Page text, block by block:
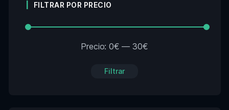
FILTRAR POR PRECIO
Filtrar
Precio: 0€ —30€